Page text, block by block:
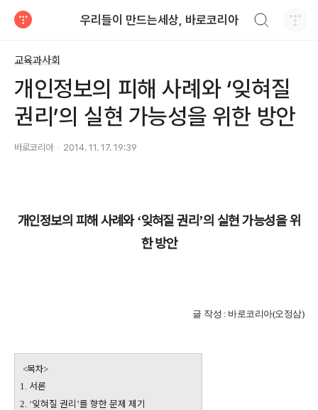
우리들이 만드는세상, 바로코리아
교육과사회
개인정보의 피해 사례와 ‘잊혀질
권리’의 실현 가능성을 위한 방안
바로코리아 2014. 11. 17. 19:39
개인정보의 피해 사례와‘잊혀질 권리’의 실현 가능성을 위
한 방안
글 작성 : 바로코리아(오정삼)
<목차>
1. 서론
2. ‘잊혀질 권리 ’를 향한 문제 제기